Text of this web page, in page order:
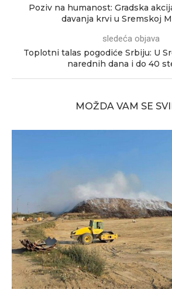
Poziv na humanost: Gradska
davanja krvi u Sremskoj
sledeća objava
Toplotni talas pogodiće Srbiju: U
narednih dana i do 40
MOŽDA VAM SE